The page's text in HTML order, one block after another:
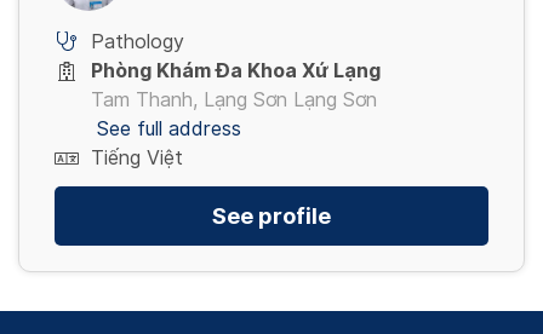
Pathology
Phòng Khám Đa Khoa Xứ Lạng
Tam Thanh, Lạng Sơn Lạng Sơn
See full address
Tiếng Việt
See profile